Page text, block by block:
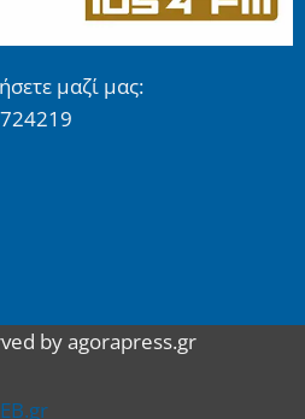
μαζί μας:
by agorapress.gr